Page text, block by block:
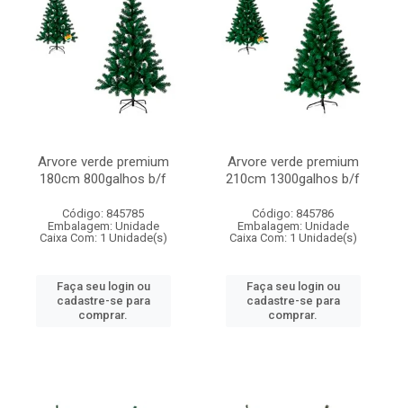
Arvore verde premium
180cm 800galhos b/f
Código: 845785
Embalagem: Unidade
Caixa Com: 1 Unidade(s)
Faça seu login ou
cadastre-se para
comprar.
Arvore verde premium
210cm 1300galhos b/f
Código: 845786
Embalagem: Unidade
Caixa Com: 1 Unidade(s)
Faça seu login ou
cadastre-se para
comprar.